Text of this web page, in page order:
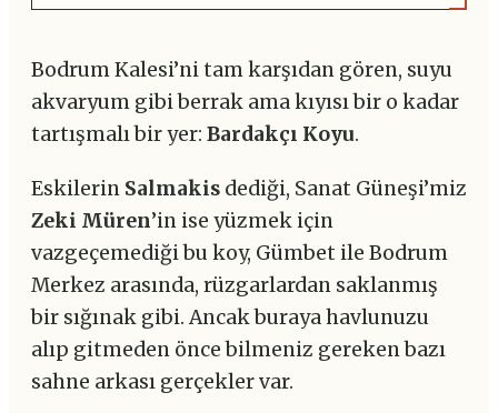
Bodrum Kalesi’ni tam karşıdan gören, suyu
akvaryum gibi berrak ama kıyısı bir o kadar
tartışmalı bir yer: Bardakçı Koyu.
Eskilerin Salmakis dediği, Sanat Güneşi’miz
Zeki Müren’in ise yüzmek için
vazgeçemediği bu koy, Gümbet ile Bodrum
Merkez arasında, rüzgarlardan saklanmış
bir sığınak gibi. Ancak buraya havlunuzu
alıp gitmeden önce bilmeniz gereken bazı
sahne arkası gerçekler var.